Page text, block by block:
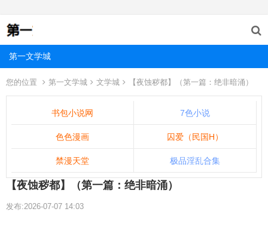
第一文学城
您的位置 第一文学城 文学城 【夜蚀秽都】（第一篇：绝非暗涌）
书包小说网 7色小说
色色漫画 囚爱（民国H）
禁漫天堂 极品淫乱合集
【夜蚀秽都】（第一篇：绝非暗涌）
发布:2026-07-07 14:03